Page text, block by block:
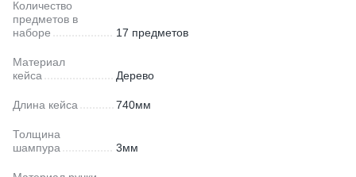
Количество
предметов в
наборе
17 предметов
Материал
кейса
Дерево
Длина кейса 740мм
Толщина
шампура
3мм